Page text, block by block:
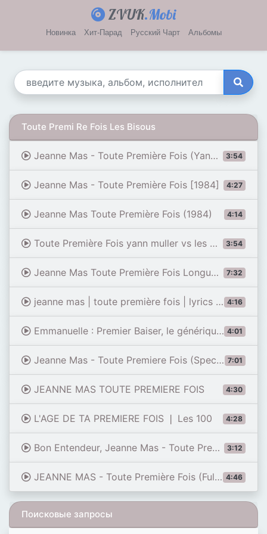
ZVUK.Mobi
Новинка Хит-Парад Русский Чарт Альбомы
Toute Premi Re Fois Les Bisous
3:54
Jeanne Mas - Toute Première Fois (Yann Muller X Les Bisous)
4:27
Jeanne Mas - Toute Première Fois [1984]
4:14
Jeanne Mas Toute Première Fois (1984)
3:54
Toute Première Fois yann muller vs les bisous remix
7:32
Jeanne Mas Toute Première Fois Longue Version Fabmix
4:16
jeanne mas | toute première fois | lyrics | paroles | letra |
4:01
Emmanuelle : Premier Baiser, le générique de la série TV (Clip officiel)
7:01
Jeanne Mas - Toute Premiere Fois (Special Mix)
4:30
JEANNE MAS TOUTE PREMIERE FOIS
4:28
L'AGE DE TA PREMIERE FOIS ❘ Les 100
3:12
Bon Entendeur, Jeanne Mas - Toute Première Fois (Visualizer)
4:46
JEANNE MAS - Toute Première Fois (Full Version, MIDEM, 28.01.1985)
Поисковые запросы